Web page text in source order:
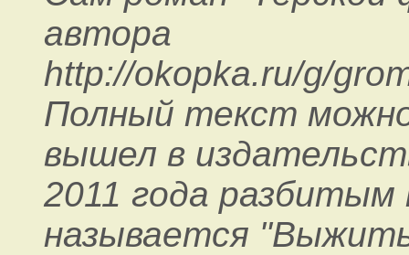
автора
http://okopka.ru/g/
Полный текст
вышел в
2011 года
называется